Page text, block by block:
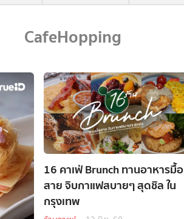
CafeHopping
16 คาเฟ่ Brunch ทานอาหารมื้อ
สาย จิบกาแฟสบายๆ สุดชิล ใน
กรุงเทพ